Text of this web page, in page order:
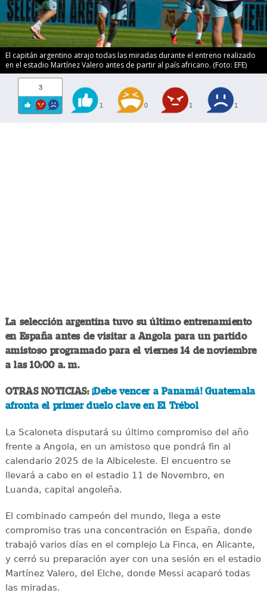
El capitán argentino atrajo todas las miradas durante el entreno realizado
en el estadio Martínez Valero antes de partir al país africano. (Foto: EFE)
3
1 0 1 1
La selección argentina tuvo su último entrenamiento
en España antes de visitar a Angola para un partido
amistoso programado para el viernes 14 de noviembre
a las 10:00 a. m.
OTRAS NOTICIAS: ¡Debe vencer a Panamá! Guatemala
afronta el primer duelo clave en El Trébol
La Scaloneta disputará su último compromiso del año
frente a Angola, en un amistoso que pondrá fin al
calendario 2025 de la Albiceleste. El encuentro se
llevará a cabo en el estadio 11 de Novembro, en
Luanda, capital angoleña.
El combinado campeón del mundo, llega a este
compromiso tras una concentración en España, donde
trabajó varios días en el complejo La Finca, en Alicante,
y cerró su preparación ayer con una sesión en el estadio
Martínez Valero, del Elche, donde Messi acaparó todas
las miradas.